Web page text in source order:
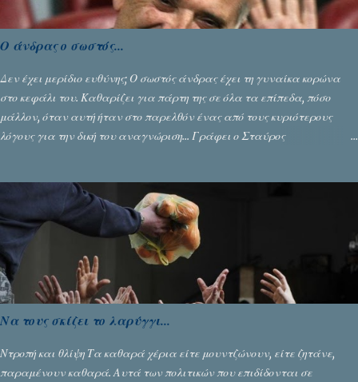
Ο άνδρας ο σωστός...
Δεν έχει μερίδιο ευθύνης; Ο σωστός άνδρας έχει τη γυναίκα κορώνα
στο κεφάλι του. Καθαρίζει για πάρτη της σε όλα τα επίπεδα, πόσο
μάλλον, όταν αυτή ήταν στο παρελθόν ένας από τους κυριότερους
λόγους για την δική του αναγνώριση... Γράφει ο Σταύρος
Να τους σκίζει το λαρύγγι...
Ντροπή και θλίψη Τα καθαρά χέρια είτε μουντζώνουν, είτε ζητάνε,
παραμένουν καθαρά. Αυτά των πολιτικών που επιδίδονται σε